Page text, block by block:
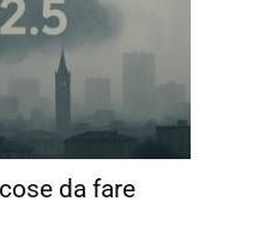
da fare